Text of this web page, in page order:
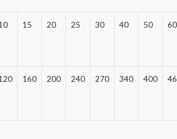
15 20 25 30 40 50 60
160 200 240 270 340 400